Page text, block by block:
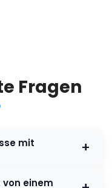
Fragen
mit +
beim ersten
einem